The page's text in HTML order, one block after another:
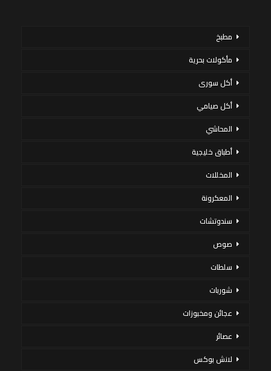
مطبخ
مأكولات بحرية
أكل سورى
أكل صيامي
المحاشي
أطباق خليجية
المخللات
المعكرونة
سندوتشات
صوص
سلطات
شوربات
عجائن ومخبوزات
عصائر
لانش بوكس